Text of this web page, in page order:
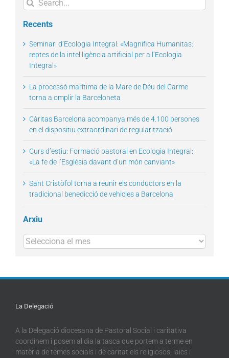
for:
Recents
Seminari d’Ecologia Integral: «Magnifica Humanitas:
reptes de la intel·ligència artificial per a l’Ecologia
Integral»
La processó marítima de la Mare de Déu del Carme
torna a omplir la Barceloneta
Càritas Barcelona acompanya més de 4.100 persones
en el dispositiu extraordinari de regularització
Curs d’estiu: Formació pastoral en Ecologia Integral:
«La fe de l’Església davant d’un món canviant»
Sant Cristòfol torna a reunir els conductors en la
tradicional benedicció de vehicles a Barcelona
Arxiu
Arxius
La Delegació
A la Delegació diocesana de Pastoral Social i caritativa
coordinem i posem al dia la tasca que portem a terme en
matèria de temes socials i de caritat els religiosos, laics i